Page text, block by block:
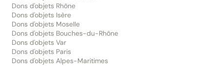
Dons d'objets Rhône
Dons d'objets Isère
Dons d'objets Moselle
Dons d'objets Bouches-du-Rhône
Dons d'objets Var
Dons d'objets Paris
Dons d'objets Alpes-Maritimes